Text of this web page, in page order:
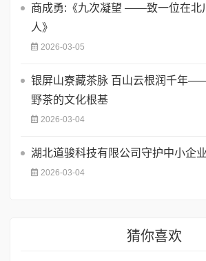
商成勇:《九次凝望 ——致一位在北
人》
2026-03-05
银屏山寮藏茶脉 百山云根润千年
野茶的文化根基
2026-03-04
湖北道骏科技有限公司守护中小企
2026-03-04
猜你喜欢